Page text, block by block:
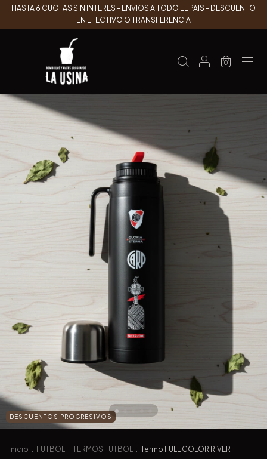
HASTA 6 CUOTAS SIN INTERES - ENVIOS A TODO EL PAIS - DESCUENTO
EN EFECTIVO O TRANSFERENCIA
0
DESCUENTOS PROGRESIVOS
Inicio . FUTBOL . TERMOS FUTBOL . Termo FULL COLOR RIVER